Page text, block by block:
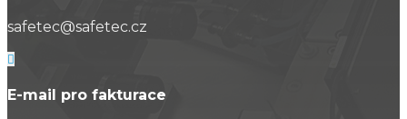
safetec@safetec.cz

E-mail pro fakturace